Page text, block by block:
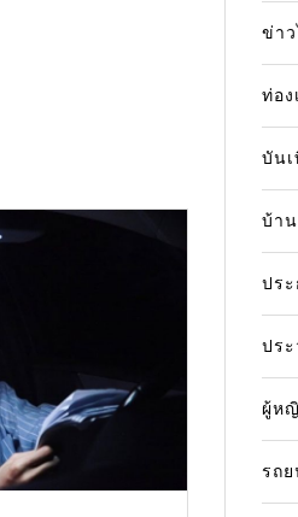
ข่า
ท่อง
บันเ
บ้า
ปร
ประ
ผู้ห
รถ